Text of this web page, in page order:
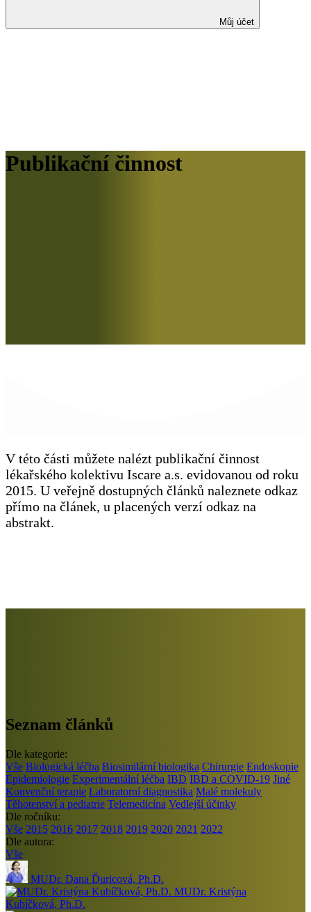
Můj účet
Publikační činnost
V této části můžete nalézt publikační činnost
lékařského kolektivu Iscare a.s. evidovanou od roku
2015. U veřejně dostupných článků naleznete odkaz
přímo na článek, u placených verzí odkaz na
abstrakt.
Seznam článků
Dle kategorie:
Vše Biologická léčba Biosimilární biologika Chirurgie Endoskopie
Epidemiologie Experimentální léčba IBD IBD a COVID-19 Jiné
Konvenční terapie Laboratorní diagnostika Malé molekuly
Těhotenství a pediatrie Telemedicína Vedlejší účinky
Dle ročníku:
Vše 2015 2016 2017 2018 2019 2020 2021 2022
Dle autora:
Vše
MUDr. Dana Ďuricová, Ph.D.
MUDr. Kristýna
Kubíčková, Ph.D.